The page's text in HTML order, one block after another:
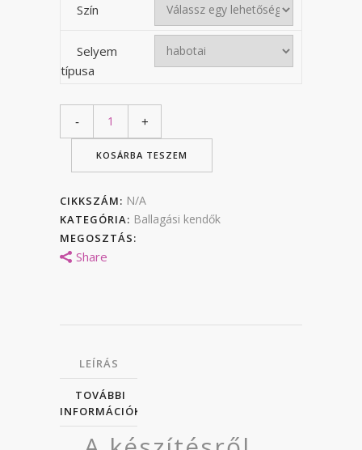
Szín
Selyem
típusa
KOSÁRBA TESZEM
CIKKSZÁM: N/A
KATEGÓRIA: Ballagási kendők
MEGOSZTÁS:
Share
LEÍRÁS
TOVÁBBI
INFORMÁCIÓK